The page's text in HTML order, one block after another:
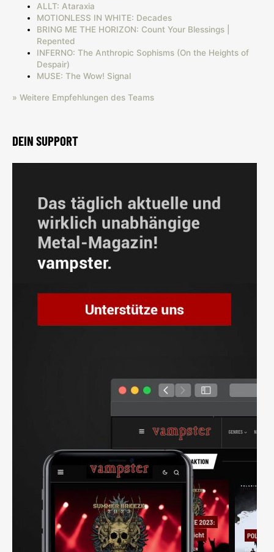
ALLT: Ataraxia
MOTIONLESS IN WHITE: Decades
BRING ME THE HORIZON: Count Your Blessings |
Repented
INFERNO: The Anthropic Sophisms (On the Heights of
Despair)
MUSE: The Wow! Signal
» Weitere Empfehlungen des Teams
DEIN SUPPORT